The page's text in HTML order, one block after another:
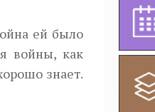
ей было
войны, как
знает.